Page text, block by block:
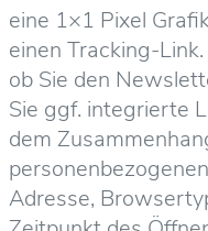
eine 1×1 Pixel
einen Tracking-
ob Sie den
Sie ggf. integrierte
dem
Adresse,